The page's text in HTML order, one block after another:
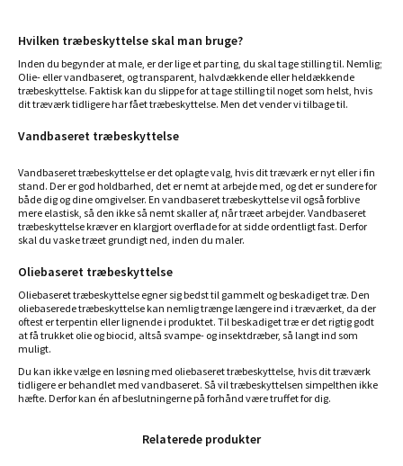
Hvilken træbeskyttelse skal man bruge?
Inden du begynder at male, er der lige et par ting, du skal tage stilling til. Nemlig;
Olie- eller vandbaseret, og transparent, halvdækkende eller heldækkende
træbeskyttelse. Faktisk kan du slippe for at tage stilling til noget som helst, hvis
dit træværk tidligere har fået træbeskyttelse. Men det vender vi tilbage til.
Vandbaseret træbeskyttelse
Vandbaseret træbeskyttelse er det oplagte valg, hvis dit træværk er nyt eller i fin
stand. Der er god holdbarhed, det er nemt at arbejde med, og det er sundere for
både dig og dine omgivelser. En vandbaseret træbeskyttelse vil også forblive
mere elastisk, så den ikke så nemt skaller af, når træet arbejder. Vandbaseret
træbeskyttelse kræver en klargjort overflade for at sidde ordentligt fast. Derfor
skal du vaske træet grundigt ned, inden du maler.
Oliebaseret træbeskyttelse
Oliebaseret træbeskyttelse egner sig bedst til gammelt og beskadiget træ. Den
oliebaserede træbeskyttelse kan nemlig trænge længere ind i træværket, da der
oftest er terpentin eller lignende i produktet. Til beskadiget træ er det rigtig godt
at få trukket olie og biocid, altså svampe- og insektdræber, så langt ind som
muligt.
Du kan ikke vælge en løsning med oliebaseret træbeskyttelse, hvis dit træværk
tidligere er behandlet med vandbaseret. Så vil træbeskyttelsen simpelthen ikke
hæfte. Derfor kan én af beslutningerne på forhånd være truffet for dig.
Relaterede produkter